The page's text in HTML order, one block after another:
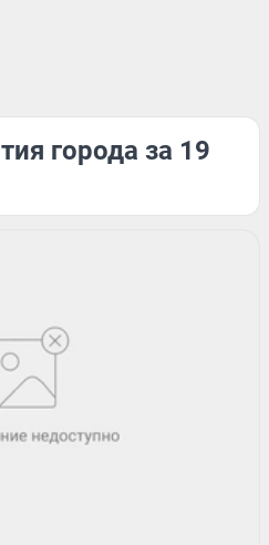
города за 19